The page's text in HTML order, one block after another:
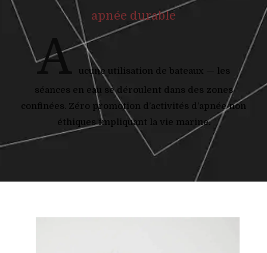
apnée durable
A
ucune utilisation de bateaux — les
séances en eau se déroulent dans des zones
confinées. Zéro promotion d’activités d’apnée non
éthiques impliquant la vie marine.